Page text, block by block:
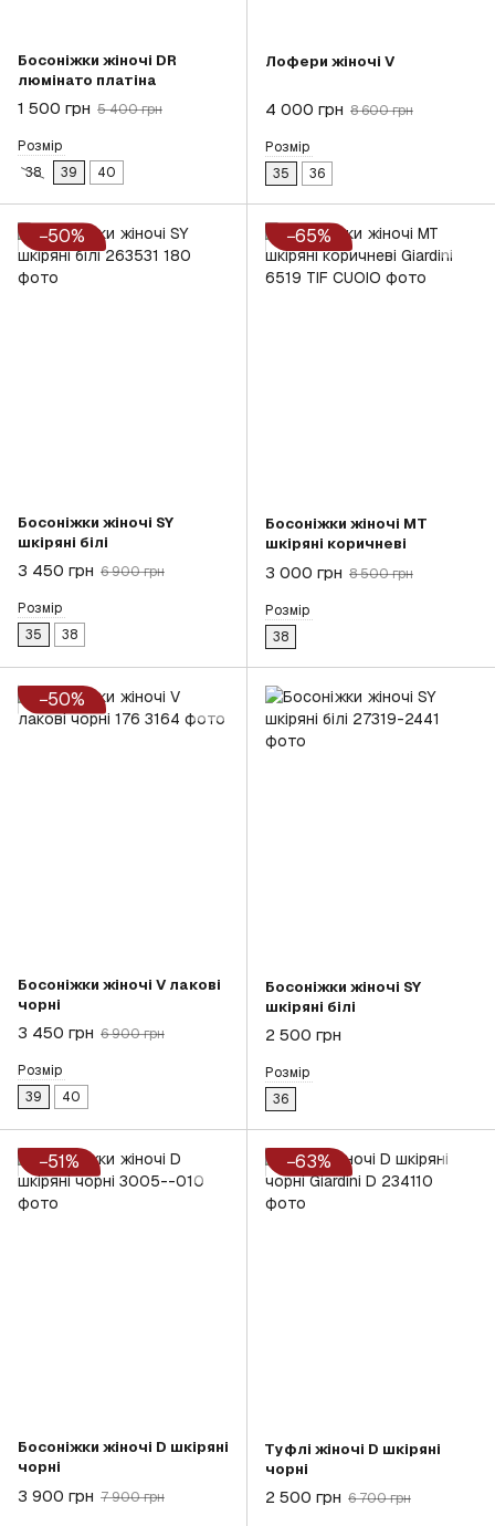
Босоніжки жіночі DR
люмінато платіна
1 500 грн 5 400 грн
Розмір
38
39 40
Лофери жіночі V
4 000 грн 8 600 грн
Розмір
35
36
−50%
Босоніжки жіночі SY
шкіряні білі
3 450 грн 6 900 грн
Розмір
35
38
−65%
Босоніжки жіночі MT
шкіряні коричневі
3 000 грн 8 500 грн
Розмір
38
−50%
Босоніжки жіночі V лакові
чорні
3 450 грн 6 900 грн
Розмір
39
40
Босоніжки жіночі SY
шкіряні білі
2 500 грн
Розмір
36
−51%
Босоніжки жіночі D шкіряні
чорні
3 900 грн 7 900 грн
−63%
Туфлі жіночі D шкіряні
чорні
2 500 грн 6 700 грн